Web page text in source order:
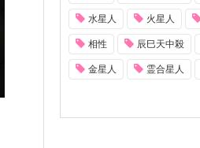
水星人 火星人
相性 辰巳天中殺
金星人 霊合星人